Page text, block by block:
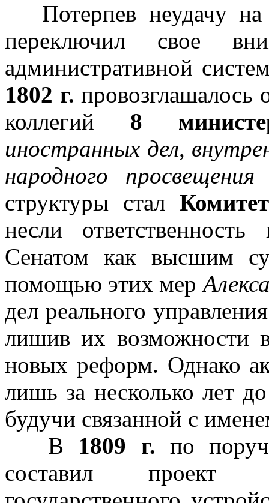
Потерпев неудачу на
переключил свое
административной
1802 г. провозглашалось
коллегий 8
иностранных дел,
народного просвещения
структуры стал
несли
Сенатом как высшим
помощью этих мер
дел реального
лишив их возможности
новых реформ. Однако
лишь за несколько лет
будучи связанной с
В 1809 г. по
составил проект